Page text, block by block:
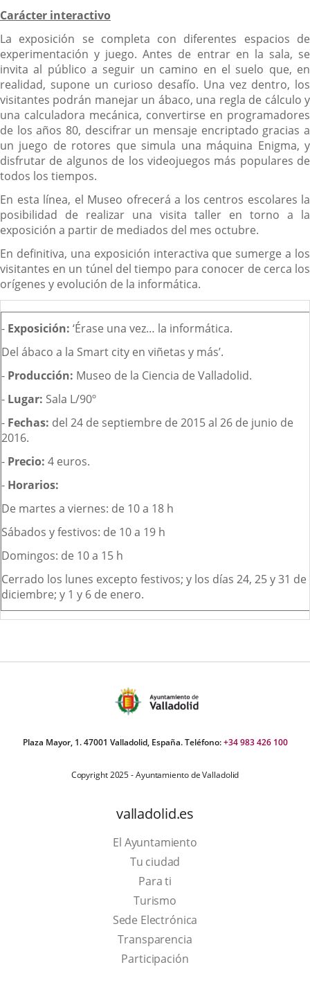
Carácter interactivo
La exposición se completa con diferentes espacios de
experimentación y juego. Antes de entrar en la sala, se
invita al público a seguir un camino en el suelo que, en
realidad, supone un curioso desafío. Una vez dentro, los
visitantes podrán manejar un ábaco, una regla de cálculo y
una calculadora mecánica, convertirse en programadores
de los años 80, descifrar un mensaje encriptado gracias a
un juego de rotores que simula una máquina Enigma, y
disfrutar de algunos de los videojuegos más populares de
todos los tiempos.
En esta línea, el Museo ofrecerá a los centros escolares la
posibilidad de realizar una visita taller en torno a la
exposición a partir de mediados del mes octubre.
En definitiva, una exposición interactiva que sumerge a los
visitantes en un túnel del tiempo para conocer de cerca los
orígenes y evolución de la informática.
- Exposición: ‘Érase una vez… la informática.
Del ábaco a la Smart city en viñetas y más’.
- Producción: Museo de la Ciencia de Valladolid.
- Lugar: Sala L/90º
- Fechas: del 24 de septiembre de 2015 al 26 de junio de
2016.
- Precio: 4 euros.
- Horarios:
De martes a viernes: de 10 a 18 h
Sábados y festivos: de 10 a 19 h
Domingos: de 10 a 15 h
Cerrado los lunes excepto festivos; y los días 24, 25 y 31 de
diciembre; y 1 y 6 de enero.
Plaza Mayor, 1. 47001 Valladolid, España. Teléfono:+34 983 426 100
Copyright 2025 - Ayuntamiento de Valladolid
valladolid.es
El Ayuntamiento
Tu ciudad
Para ti
TurismoThis
link
will
open
Sede Electrónica
Transparencia
Participación